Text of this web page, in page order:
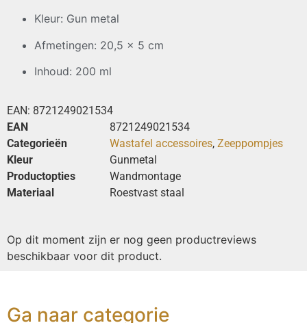
Kleur: Gun metal
Afmetingen: 20,5 x 5 cm
Inhoud: 200 ml
EAN: 8721249021534
EAN
8721249021534
Categorieën
Wastafel accessoires, Zeeppompjes
Kleur
Gunmetal
Productopties
Wandmontage
Materiaal
Roestvast staal
Op dit moment zijn er nog geen productreviews
beschikbaar voor dit product.
Ga naar categorie